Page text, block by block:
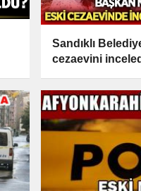
Sandıklı
cezaevini